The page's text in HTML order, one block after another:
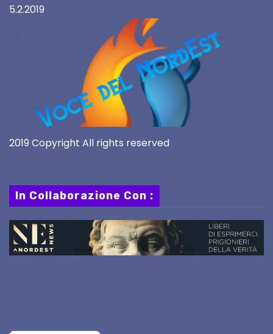
5.2.2019
2019 Copyright All rights reserved
In Collaborazione Con :